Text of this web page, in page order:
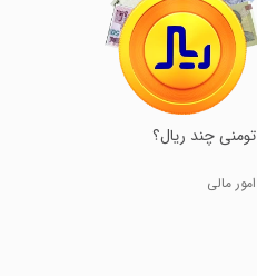
تومنی چند ریال؟
امور مالی